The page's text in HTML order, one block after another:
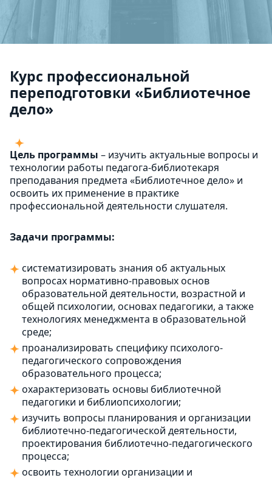
Курс профессиональной
переподготовки «Библиотечное
дело»
Цель программы – изучить актуальные вопросы и
технологии работы педагога-библиотекаря
преподавания предмета «Библиотечное дело» и
освоить их применение в практике
профессиональной деятельности слушателя.
Задачи программы:
систематизировать знания об актуальных
вопросах нормативно-правовых основ
образовательной деятельности, возрастной и
общей психологии, основах педагогики, а также
технологиях менеджмента в образовательной
среде;
проанализировать специфику психолого-
педагогического сопровождения
образовательного процесса;
охарактеризовать основы библиотечной
педагогики и библиопсихологии;
изучить вопросы планирования и организации
библиотечно-педагогической деятельности,
проектирования библиотечно-педагогического
процесса;
освоить технологии организации и